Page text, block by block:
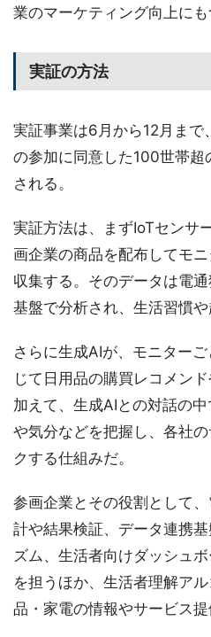
業のマーケティング向上にも
実証の方法
実証事業は6月から12月ま
の参加に同意した100世帯超
される。
実証方法は、まずIoTセンサ
画企業の商品を配布してモ
収集する。そのデータは電
基盤で分析され、生活習慣や
さらに生成AIが、モニター
じて日用品の購買レコメン
加えて、生成AIとの対話の
や気分などを把握し、各社
クする仕組みだ。
参画企業とその役割として
計や結果検証、データ連携
ズム、生活者向けダッシュ
を担うほか、生活者理解ア
品・家電の情報やサービス提